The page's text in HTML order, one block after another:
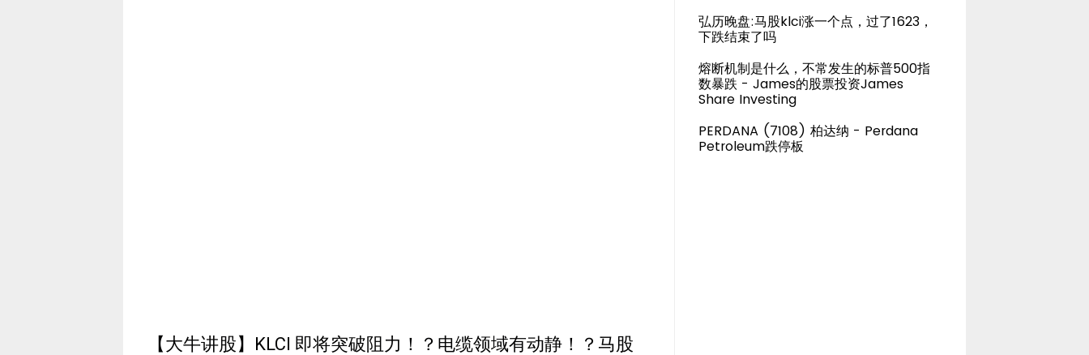
【大牛讲股】KLCI 即将突破阻力！？电缆领域有动静！？马股
弘历晚盘:马股klci涨一个点，过了1623，
下跌结束了吗
熔断机制是什么，不常发生的标普500指
数暴跌 - James的股票投资James
Share Investing
PERDANA (7108) 柏达纳 - Perdana
Petroleum跌停板